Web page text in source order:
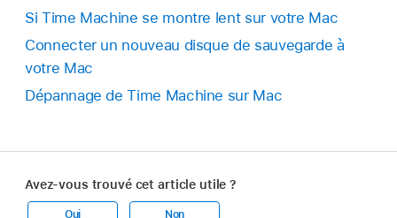
Si Time Machine se montre lent sur votre Mac
Connecter un nouveau disque de sauvegarde à
votre Mac
Dépannage de Time Machine sur Mac
Avez-vous trouvé cet article utile ?
Oui Non